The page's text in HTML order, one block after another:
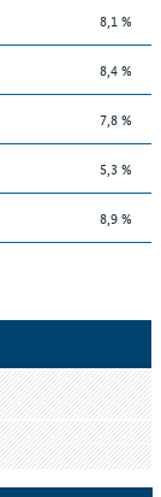
8,1 %
8,4 %
7,8 %
5,3 %
8,9 %